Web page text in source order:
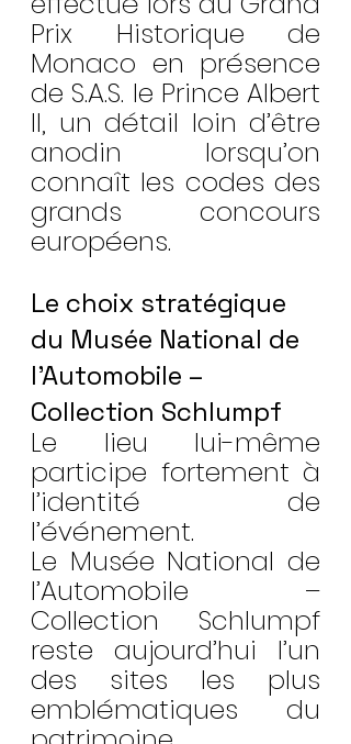
Prix Historique de
Monaco en présence
de S.A.S. le Prince Albert
II, un détail loin d’être
anodin lorsqu’on
connaît les codes des
grands concours
européens.
Le choix stratégique
du Musée National de
l’Automobile –
Collection Schlumpf
Le lieu lui-même
participe fortement à
l’identité de
l’événement.
Le Musée National de
l’Automobile –
Collection Schlumpf
reste aujourd’hui l’un
des sites les plus
emblématiques du